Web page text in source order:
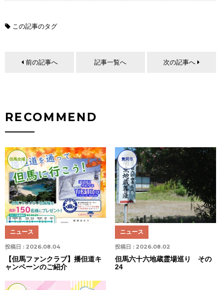
この記事のタグ
前の記事へ 記事一覧へ 次の記事へ
RECOMMEND
但馬全域
投稿日 : 2026.08.04
ニュース
【但馬ファンクラブ】播但道キ
ャンペーンのご紹介
豊岡市
投稿日 : 2026.08.02
ニュース
但馬六十六地蔵霊場巡り その
24